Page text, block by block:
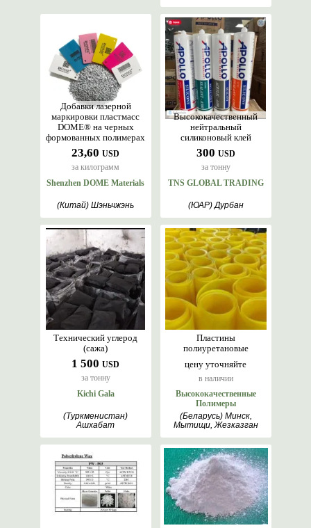
23,60 USD
за килограмм
Добавки лазерной
маркировки пластмасс
DOME® на черных
формованных полимерах
Shenzhen DOME Materials
(Китай) Шэньчжэнь
300 USD
за тонну
Высококачественный
нейтральный
силиконовый клей
TNS GLOBAL TRADING
(ЮАР) Дурбан
1 500 USD
за тонну
Технический углерод
(сажа)
Kichi Gala
(Туркменистан)
Ашхабат
цену уточняйте
в наличии
Пластины
полиуретановые
Высококачественные
Полимеры
(Беларусь) Минск,
Мытищи, Жезказган